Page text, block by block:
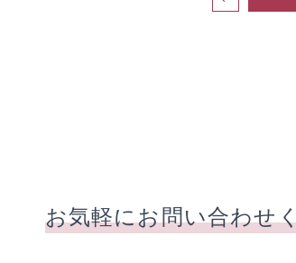
お気軽にお問い合わせ